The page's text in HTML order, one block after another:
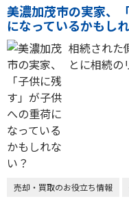
美濃加茂市の実家、
になっているかもし
相続された
とに相続の
売却・買取のお役立ち情報